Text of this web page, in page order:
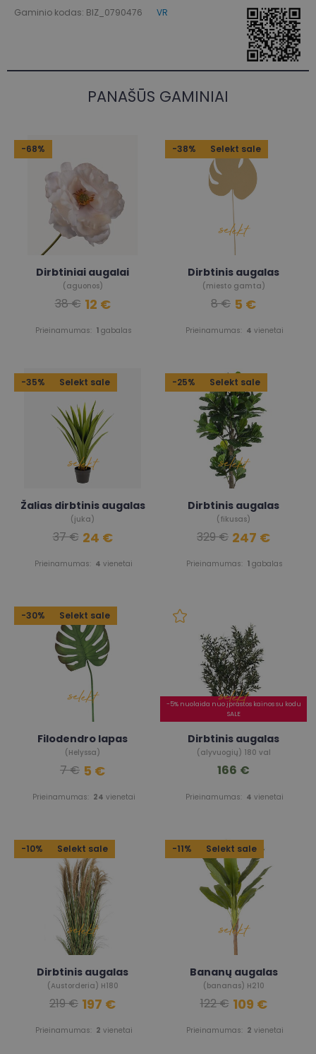
Gaminio kodas: BIZ_0790476 VR
PANAŠŪS GAMINIAI
-68%
Dirbtiniai augalai
(aguonos)
Prieinamumas: 1 gabalas
38 € 12 €
-38% Selekt sale
Dirbtinis augalas
(miesto gamta)
Prieinamumas: 4 vienetai
8 € 5 €
-35% Selekt sale
Žalias dirbtinis augalas
(juka)
Prieinamumas: 4 vienetai
37 € 24 €
-25% Selekt sale
Dirbtinis augalas
(fikusas)
Prieinamumas: 1 gabalas
329 € 247 €
-30% Selekt sale
Filodendro lapas
(Helyssa)
Prieinamumas: 24 vienetai
7 € 5 €
-5% nuolaida nuo įprastos kainos su kodu
SALE
Dirbtinis augalas
(alyvuogių) 180 val
Prieinamumas: 4 vienetai
166 €
-10% Selekt sale
Dirbtinis augalas
(Austorderia) H180
Prieinamumas: 2 vienetai
219 € 197 €
-11% Selekt sale
Bananų augalas
(bananas) H210
Prieinamumas: 2 vienetai
122 € 109 €